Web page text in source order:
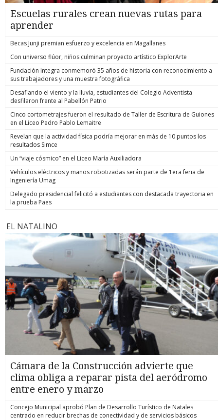
Escuelas rurales crean nuevas rutas para
aprender
Becas Junji premian esfuerzo y excelencia en Magallanes
Con universo flúor, niños culminan proyecto artístico ExplorArte
Fundación Integra conmemoró 35 años de historia con reconocimiento a
sus trabajadores y una muestra fotográfica
Desafiando el viento y la lluvia, estudiantes del Colegio Adventista
desfilaron frente al Pabellón Patrio
Cinco cortometrajes fueron el resultado de Taller de Escritura de Guiones
en el Liceo Pedro Pablo Lemaitre
Revelan que la actividad física podría mejorar en más de 10 puntos los
resultados Simce
Un “viaje cósmico” en el Liceo María Auxiliadora
Vehículos eléctricos y manos robotizadas serán parte de 1era feria de
Ingeniería Umag
Delegado presidencial felicitó a estudiantes con destacada trayectoria en
la prueba Paes
EL NATALINO
Cámara de la Construcción advierte que
clima obliga a reparar pista del aeródromo
entre enero y marzo
Concejo Municipal aprobó Plan de Desarrollo Turístico de Natales
centrado en reducir brechas de conectividad y de servicios básicos